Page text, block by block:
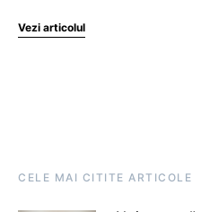
Vezi articolul
CELE MAI CITITE ARTICOLE